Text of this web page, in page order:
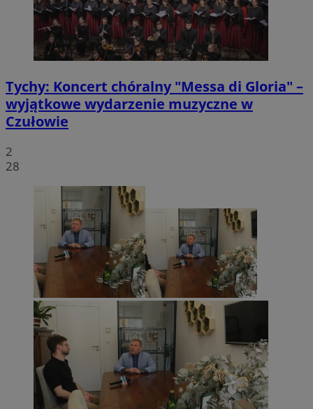
Tychy: Koncert chóralny "Messa di Gloria" –
wyjątkowe wydarzenie muzyczne w
Czułowie
2
28